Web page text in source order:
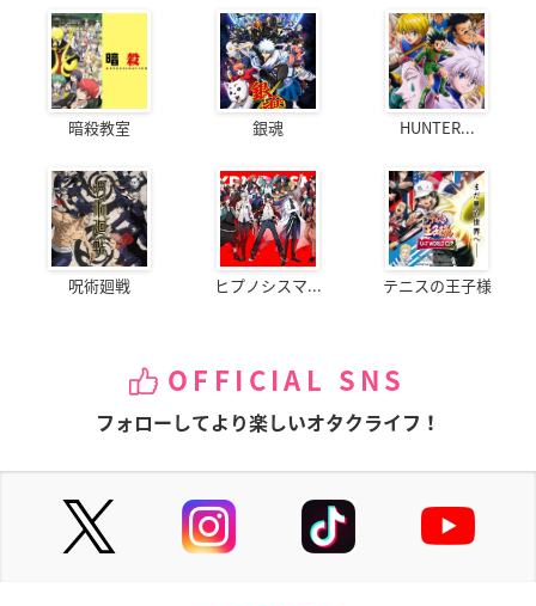
暗殺教室 銀魂 HUNTER...
呪術廻戦 ヒプノシスマ... テニスの王子様
OFFICIAL SNS
フォローしてより楽しいオタクライフ！